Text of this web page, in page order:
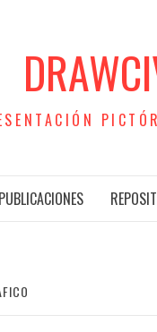
PUBLICACIONES